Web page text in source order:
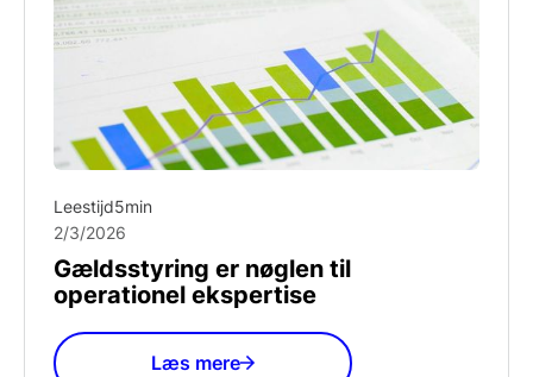
Leestijd5min
2/3/2026
Gældsstyring er nøglen til
operationel ekspertise
Læs mere